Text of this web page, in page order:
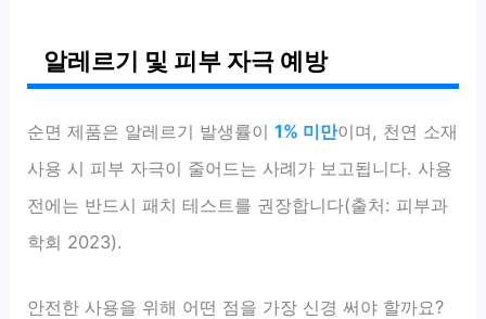
알레르기 및 피부 자극 예방
순면 제품은 알레르기 발생률이1% 미만이며, 천연 소재
사용 시 피부 자극이 줄어드는 사례가 보고됩니다. 사용
전에는 반드시 패치 테스트를 권장합니다(출처: 피부과
학회 2023).
안전한 사용을 위해 어떤 점을 가장 신경 써야 할까요?